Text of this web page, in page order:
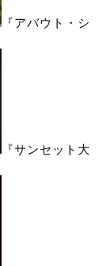
『アバウト・シ
『サンセット大